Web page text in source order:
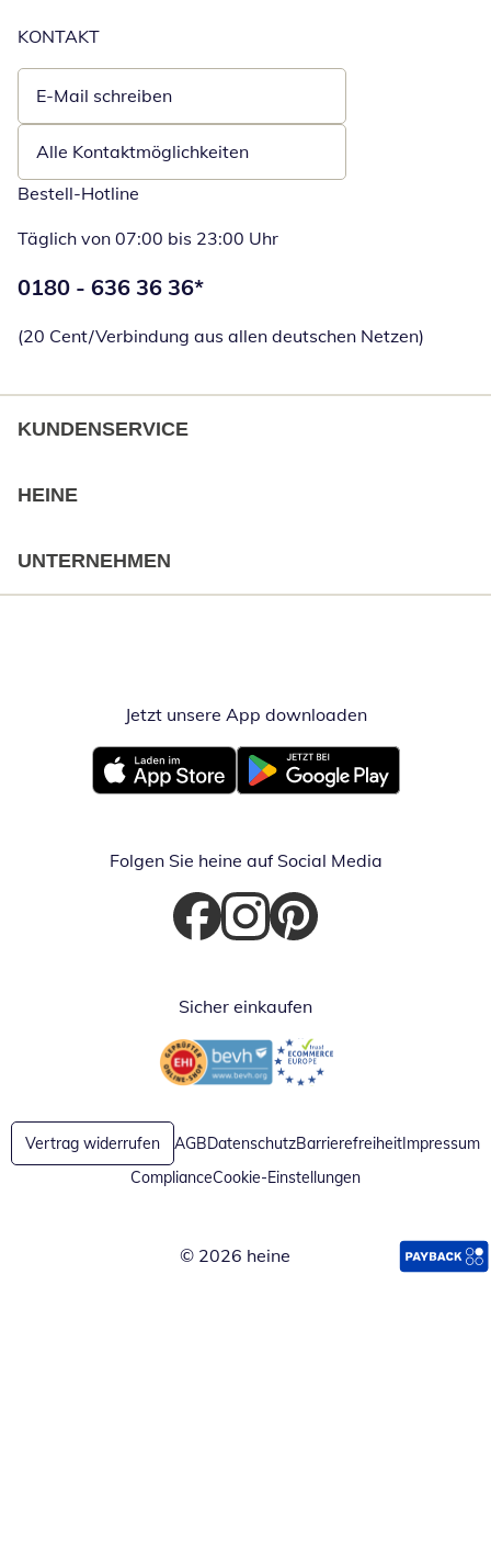
KONTAKT
E-Mail schreiben
Öffnet E-Mail-Client
Alle Kontaktmöglichkeiten
Bestell-Hotline
Täglich von 07:00 bis 23:00 Uhr
Telefonnummer:
0180 - 636 36 36*
(20 Cent/Verbindung aus allen deutschen Netzen)
KUNDENSERVICE
HEINE
UNTERNEHMEN
Jetzt unsere App downloadenÖffnet in
Öffnet in neuem FensterÖffnet in neuem Fenster
Folgen Sie heine auf Social Media
Öffnet in neuem Fenster
Öffnet in neuem Fenster
Öffnet in neuem Fenster
Sicher einkaufen
Öffnet in neuem FensterÖffnet in neuem Fenster
Vertrag widerrufen AGBDatenschutzBarrierefreiheitImpressum
ComplianceCookie-Einstellungen
© 2026 heine